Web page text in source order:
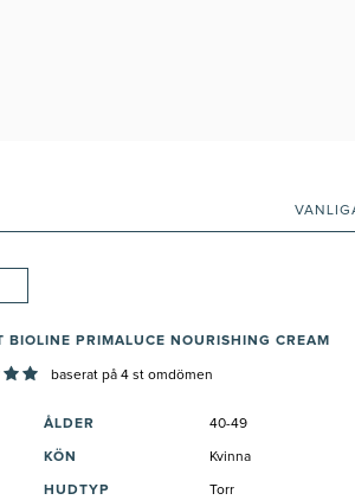
BIOLINE PRIMALUCE NOURISHING CREAM
baserat på 4 st omdömen
ÅLDER 40-49
KÖN Kvinna
HUDTYP Torr